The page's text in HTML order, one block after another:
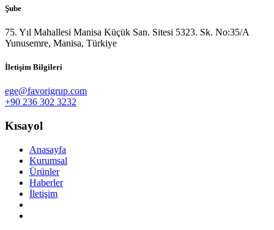
Şube
75. Yıl Mahallesi Manisa Küçük San. Sitesi 5323. Sk. No:35/A
Yunusemre, Manisa, Türkiye
İletişim Bilgileri
ege@favorigrup.com
+90 236 302 3232
Kısayol
Anasayfa
Kurumsal
Ürünler
Haberler
İletişim